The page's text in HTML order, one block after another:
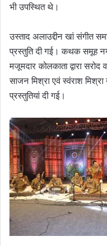
भी उपस्थित थे।
उस्ताद अलाउद्दीन खां संगीत
प्रस्तुति दी गई। कथक समूह
मजूमदार कोलकाता द्वारा
साजन मिश्रा एवं स्वंराश मिश्रा
प्रस्तुतियां दी गई।